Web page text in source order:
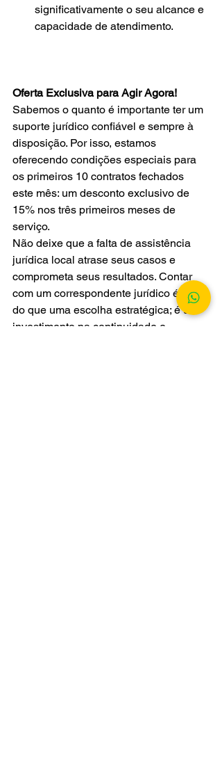
significativamente o seu alcance e
capacidade de atendimento.
Oferta Exclusiva para Agir Agora!
Sabemos o quanto é importante ter um
suporte jurídico confiável e sempre à
disposição. Por isso, estamos
oferecendo condições especiais para
os primeiros 10 contratos fechados
este mês: um desconto exclusivo de
15% nos três primeiros meses de
serviço.
Não deixe que a falta de assistência
jurídica local atrase seus casos e
comprometa seus resultados. Contar
com um correspondente jurídico é mais
do que uma escolha estratégica; é um
investimento na continuidade e